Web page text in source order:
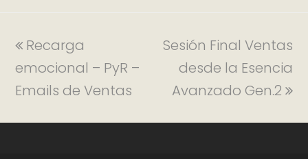
Recarga
emocional – PyR –
Emails de Ventas
Sesión Final Ventas
desde la Esencia
Avanzado Gen.2